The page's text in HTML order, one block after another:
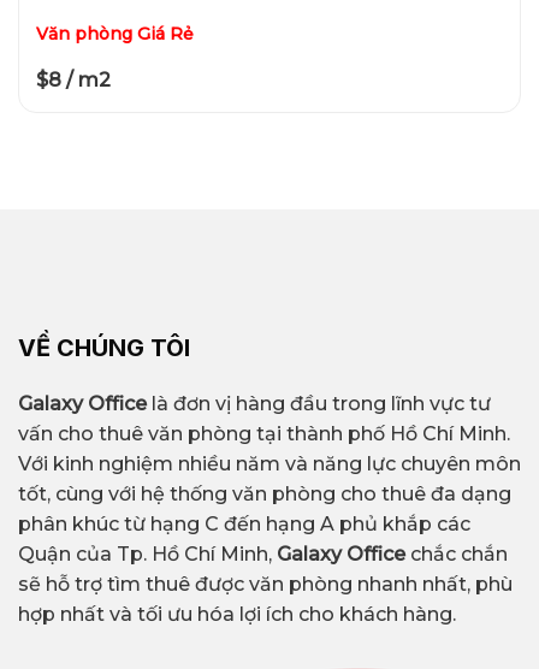
Văn phòng Giá Rẻ
$8 / m2
VỀ CHÚNG TÔI
Galaxy Officelà đơn vị hàng đầu trong lĩnh vực tư
vấn cho thuê văn phòng tại thành phố Hồ Chí Minh.
Với kinh nghiệm nhiều năm và năng lực chuyên môn
tốt, cùng với hệ thống văn phòng cho thuê đa dạng
phân khúc từ hạng C đến hạng A phủ khắp các
Quận của Tp. Hồ Chí Minh, Galaxy Office chắc chắn
sẽ hỗ trợ tìm thuê được văn phòng nhanh nhất, phù
hợp nhất và tối ưu hóa lợi ích cho khách hàng.